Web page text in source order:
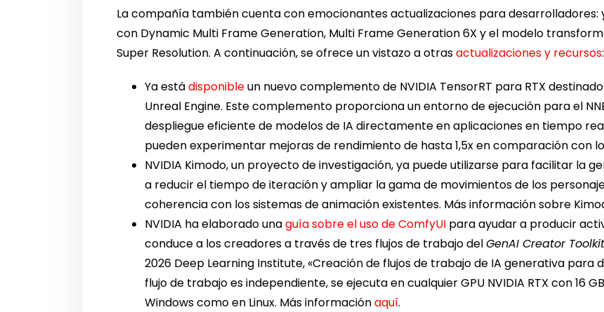
La compañía también cuenta con emocionantes actualizaciones para desarrolladores:
con Dynamic Multi Frame Generation, Multi Frame Generation 6X y el modelo
Super Resolution. A continuación, se ofrece un vistazo a otrasactualizaciones y recursos:
Ya estádisponibleun nuevo complemento de NVIDIA TensorRT para RTX
Unreal Engine. Este complemento proporciona un entorno de ejecución para el
despliegue eficiente de modelos de IA directamente en aplicaciones en tiempo
pueden experimentar mejoras de rendimiento de hasta 1,5x en comparación con
NVIDIA Kimodo, un proyecto de investigación, ya puede utilizarse para facilitar la
a reducir el tiempo de iteración y ampliar la gama de movimientos de los
coherencia con los sistemas de animación existentes. Más información sobre
NVIDIA ha elaborado unaguía sobre el uso de ComfyUI para ayudar a producir
conduce a los creadores a través de tres flujos de trabajo delGenAI Creator
2026 Deep Learning Institute, «Creación de flujos de trabajo de IA generativa para
flujo de trabajo es independiente, se ejecuta en cualquier GPU NVIDIA RTX con 16
Windows como en Linux. Más informaciónaquí.